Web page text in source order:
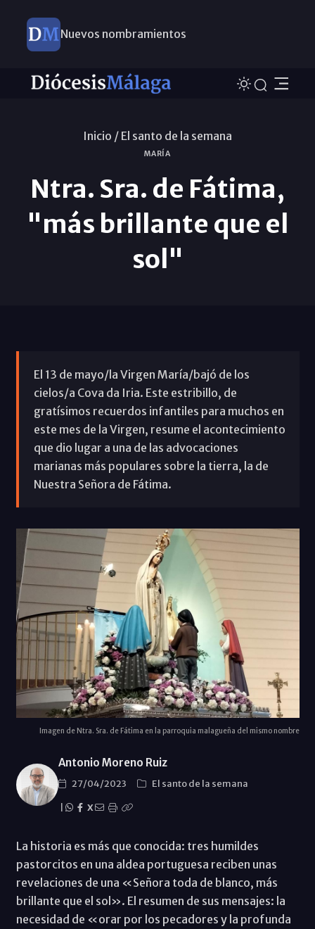
Nuevos nombramientos
Inicio / El santo de la semana
MARÍA
Ntra. Sra. de Fátima,
"más brillante que el
sol"
El 13 de mayo/la Virgen María/bajó de los
cielos/a Cova da Iria. Este estribillo, de
gratísimos recuerdos infantiles para muchos en
este mes de la Virgen, resume el acontecimiento
que dio lugar a una de las advocaciones
marianas más populares sobre la tierra, la de
Nuestra Señora de Fátima.
Imagen de Ntra. Sra. de Fátima en la parroquia malagueña del mismo nombre
Antonio Moreno Ruiz
27/04/2023
El santo de la semana
X
La historia es más que conocida: tres humildes
pastorcitos en una aldea portuguesa reciben unas
revelaciones de una «Señora toda de blanco, más
brillante que el sol». El resumen de sus mensajes: la
necesidad de «orar por los pecadores y la profunda